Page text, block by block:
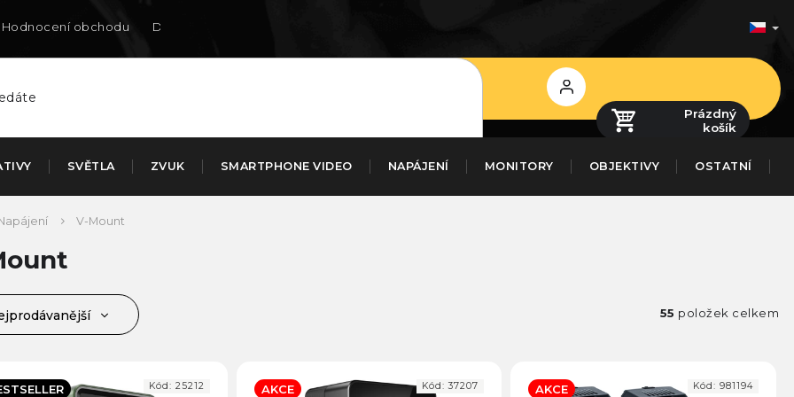
Hodnocení obchodu Doručení na SK
Přihlášení
Prázdný
košík
SVĚTLA ZVUK SMARTPHONE VIDEO NAPÁJENÍ MONITORY OBJEKTIVY OSTATNÍ
V-Mount
55 položek celkem
Kód: 25212
AKCE
Kód:37207
AKCE
Kód: 981194